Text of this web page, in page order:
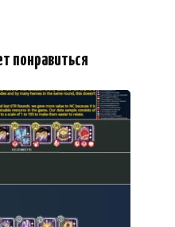
понравиться